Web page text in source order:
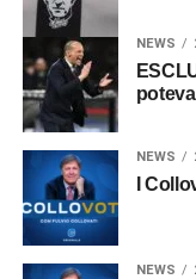
NEWS
NEWS
I
NEWS